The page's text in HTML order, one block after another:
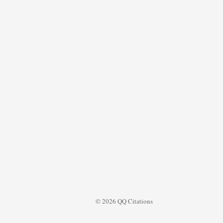
© 2026 QQ Citations